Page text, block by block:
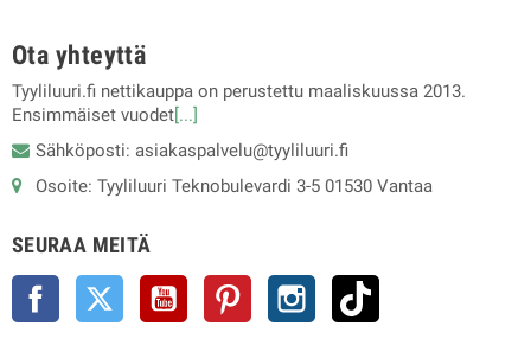
Ota yhteyttä
Tyyliluuri.fi nettikauppa on perustettu maaliskuussa 2013.
Ensimmäiset vuodet[...]
Sähköposti: asiakaspalvelu@tyyliluuri.fi
Osoite: Tyyliluuri Teknobulevardi 3-5 01530 Vantaa
SEURAA MEITÄ
Facebook Twitter YouTube Pinterest Instagram